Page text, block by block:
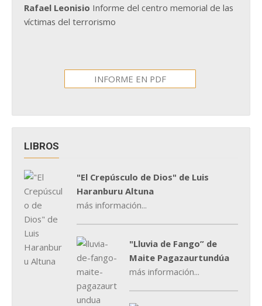
Rafael Leonisio Informe del centro memorial de las
víctimas del terrorismo
INFORME EN PDF
LIBROS
"El Crepúsculo de Dios" de Luis
Haranburu Altuna
más información...
"Lluvia de Fango” de
Maite Pagazaurtundúa
más información...